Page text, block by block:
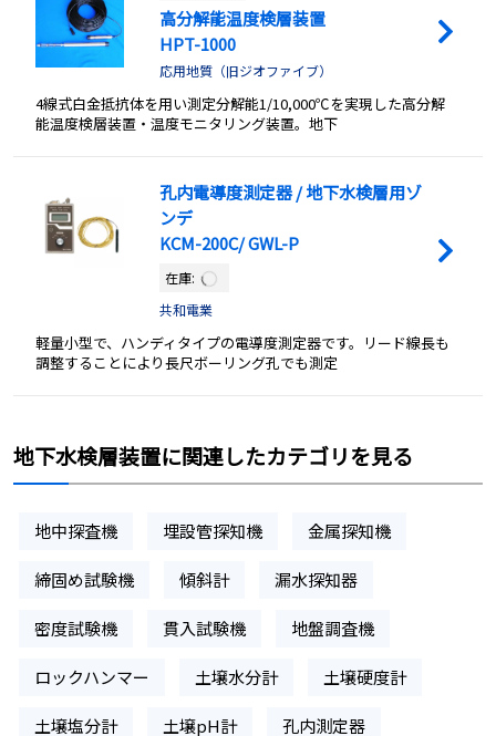
高分解能温度検層装置
HPT-1000
応用地質（旧ジオファイブ）
4線式白金抵抗体を用い測定分解能1/10,000℃を実現した高分解
能温度検層装置・温度モニタリング装置。地下
孔内電導度測定器 / 地下水検層用ゾ
ンデ
KCM-200C/ GWL-P
在庫:
共和電業
軽量小型で、ハンディタイプの電導度測定器です。リード線長も
調整することにより長尺ボーリング孔でも測定
地下水検層装置に関連したカテゴリを見る
地中探査機 埋設管探知機 金属探知機
締固め試験機 傾斜計 漏水探知器
密度試験機 貫入試験機 地盤調査機
ロックハンマー 土壌水分計 土壌硬度計
土壌塩分計 土壌pH計 孔内測定器